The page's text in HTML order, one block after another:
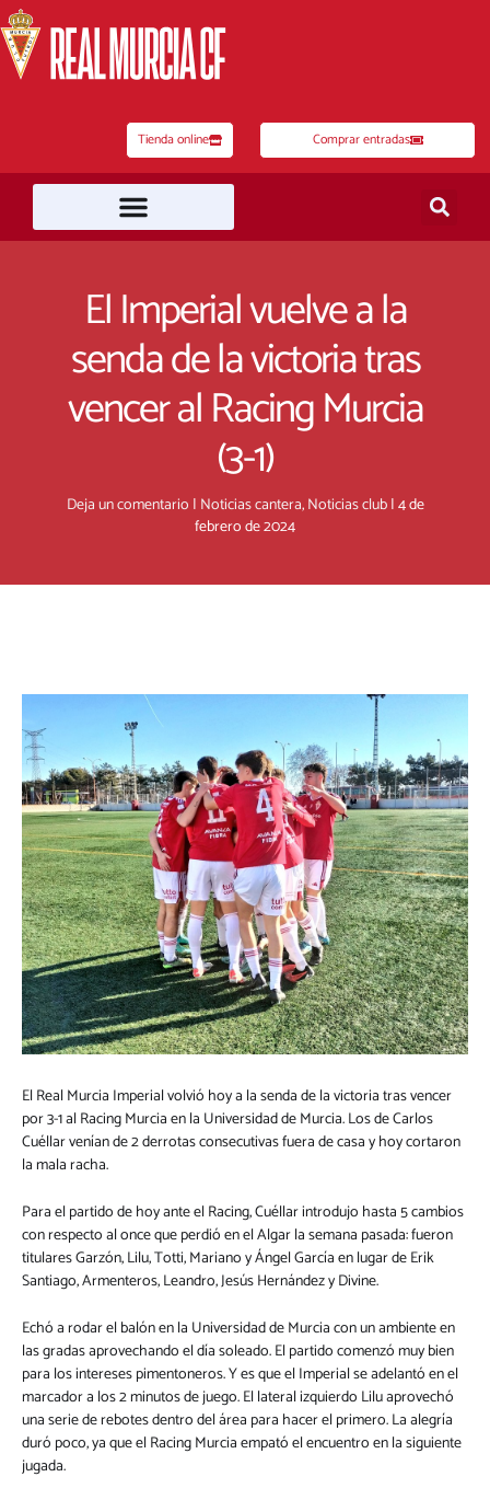
al
contenido
Tienda online Comprar entradas
El Imperial vuelve a la
senda de la victoria tras
vencer al Racing Murcia
(3-1)
Deja un comentario | Noticias cantera,Noticias club|4 de
febrero de 2024
El Real Murcia Imperial volvió hoy a la senda de la victoria tras vencer
por 3-1 al Racing Murcia en la Universidad de Murcia. Los de Carlos
Cuéllar venían de 2 derrotas consecutivas fuera de casa y hoy cortaron
la mala racha.
Para el partido de hoy ante el Racing, Cuéllar introdujo hasta 5 cambios
con respecto al once que perdió en el Algar la semana pasada: fueron
titulares Garzón, Lilu, Totti, Mariano y Ángel García en lugar de Erik
Santiago, Armenteros, Leandro, Jesús Hernández y Divine.
Echó a rodar el balón en la Universidad de Murcia con un ambiente en
las gradas aprovechando el día soleado. El partido comenzó muy bien
para los intereses pimentoneros. Y es que el Imperial se adelantó en el
marcador a los 2 minutos de juego. El lateral izquierdo Lilu aprovechó
una serie de rebotes dentro del área para hacer el primero. La alegría
duró poco, ya que el Racing Murcia empató el encuentro en la siguiente
jugada.